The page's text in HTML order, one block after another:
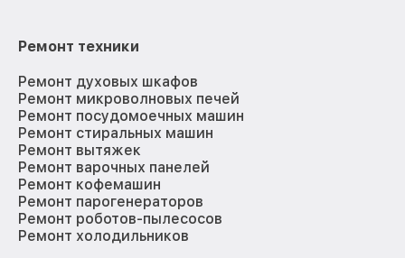
Ремонт техники
Ремонт духовых шкафов
Ремонт микроволновых печей
Ремонт посудомоечных машин
Ремонт стиральных машин
Ремонт вытяжек
Ремонт варочных панелей
Ремонт кофемашин
Ремонт парогенераторов
Ремонт роботов-пылесосов
Ремонт холодильников